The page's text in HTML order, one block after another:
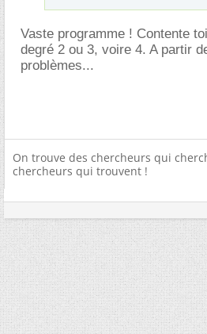
Vaste programme ! Contente
degré 2 ou 3, voire 4. A partir
problèmes...
On trouve des chercheurs qui
chercheurs qui trouvent !